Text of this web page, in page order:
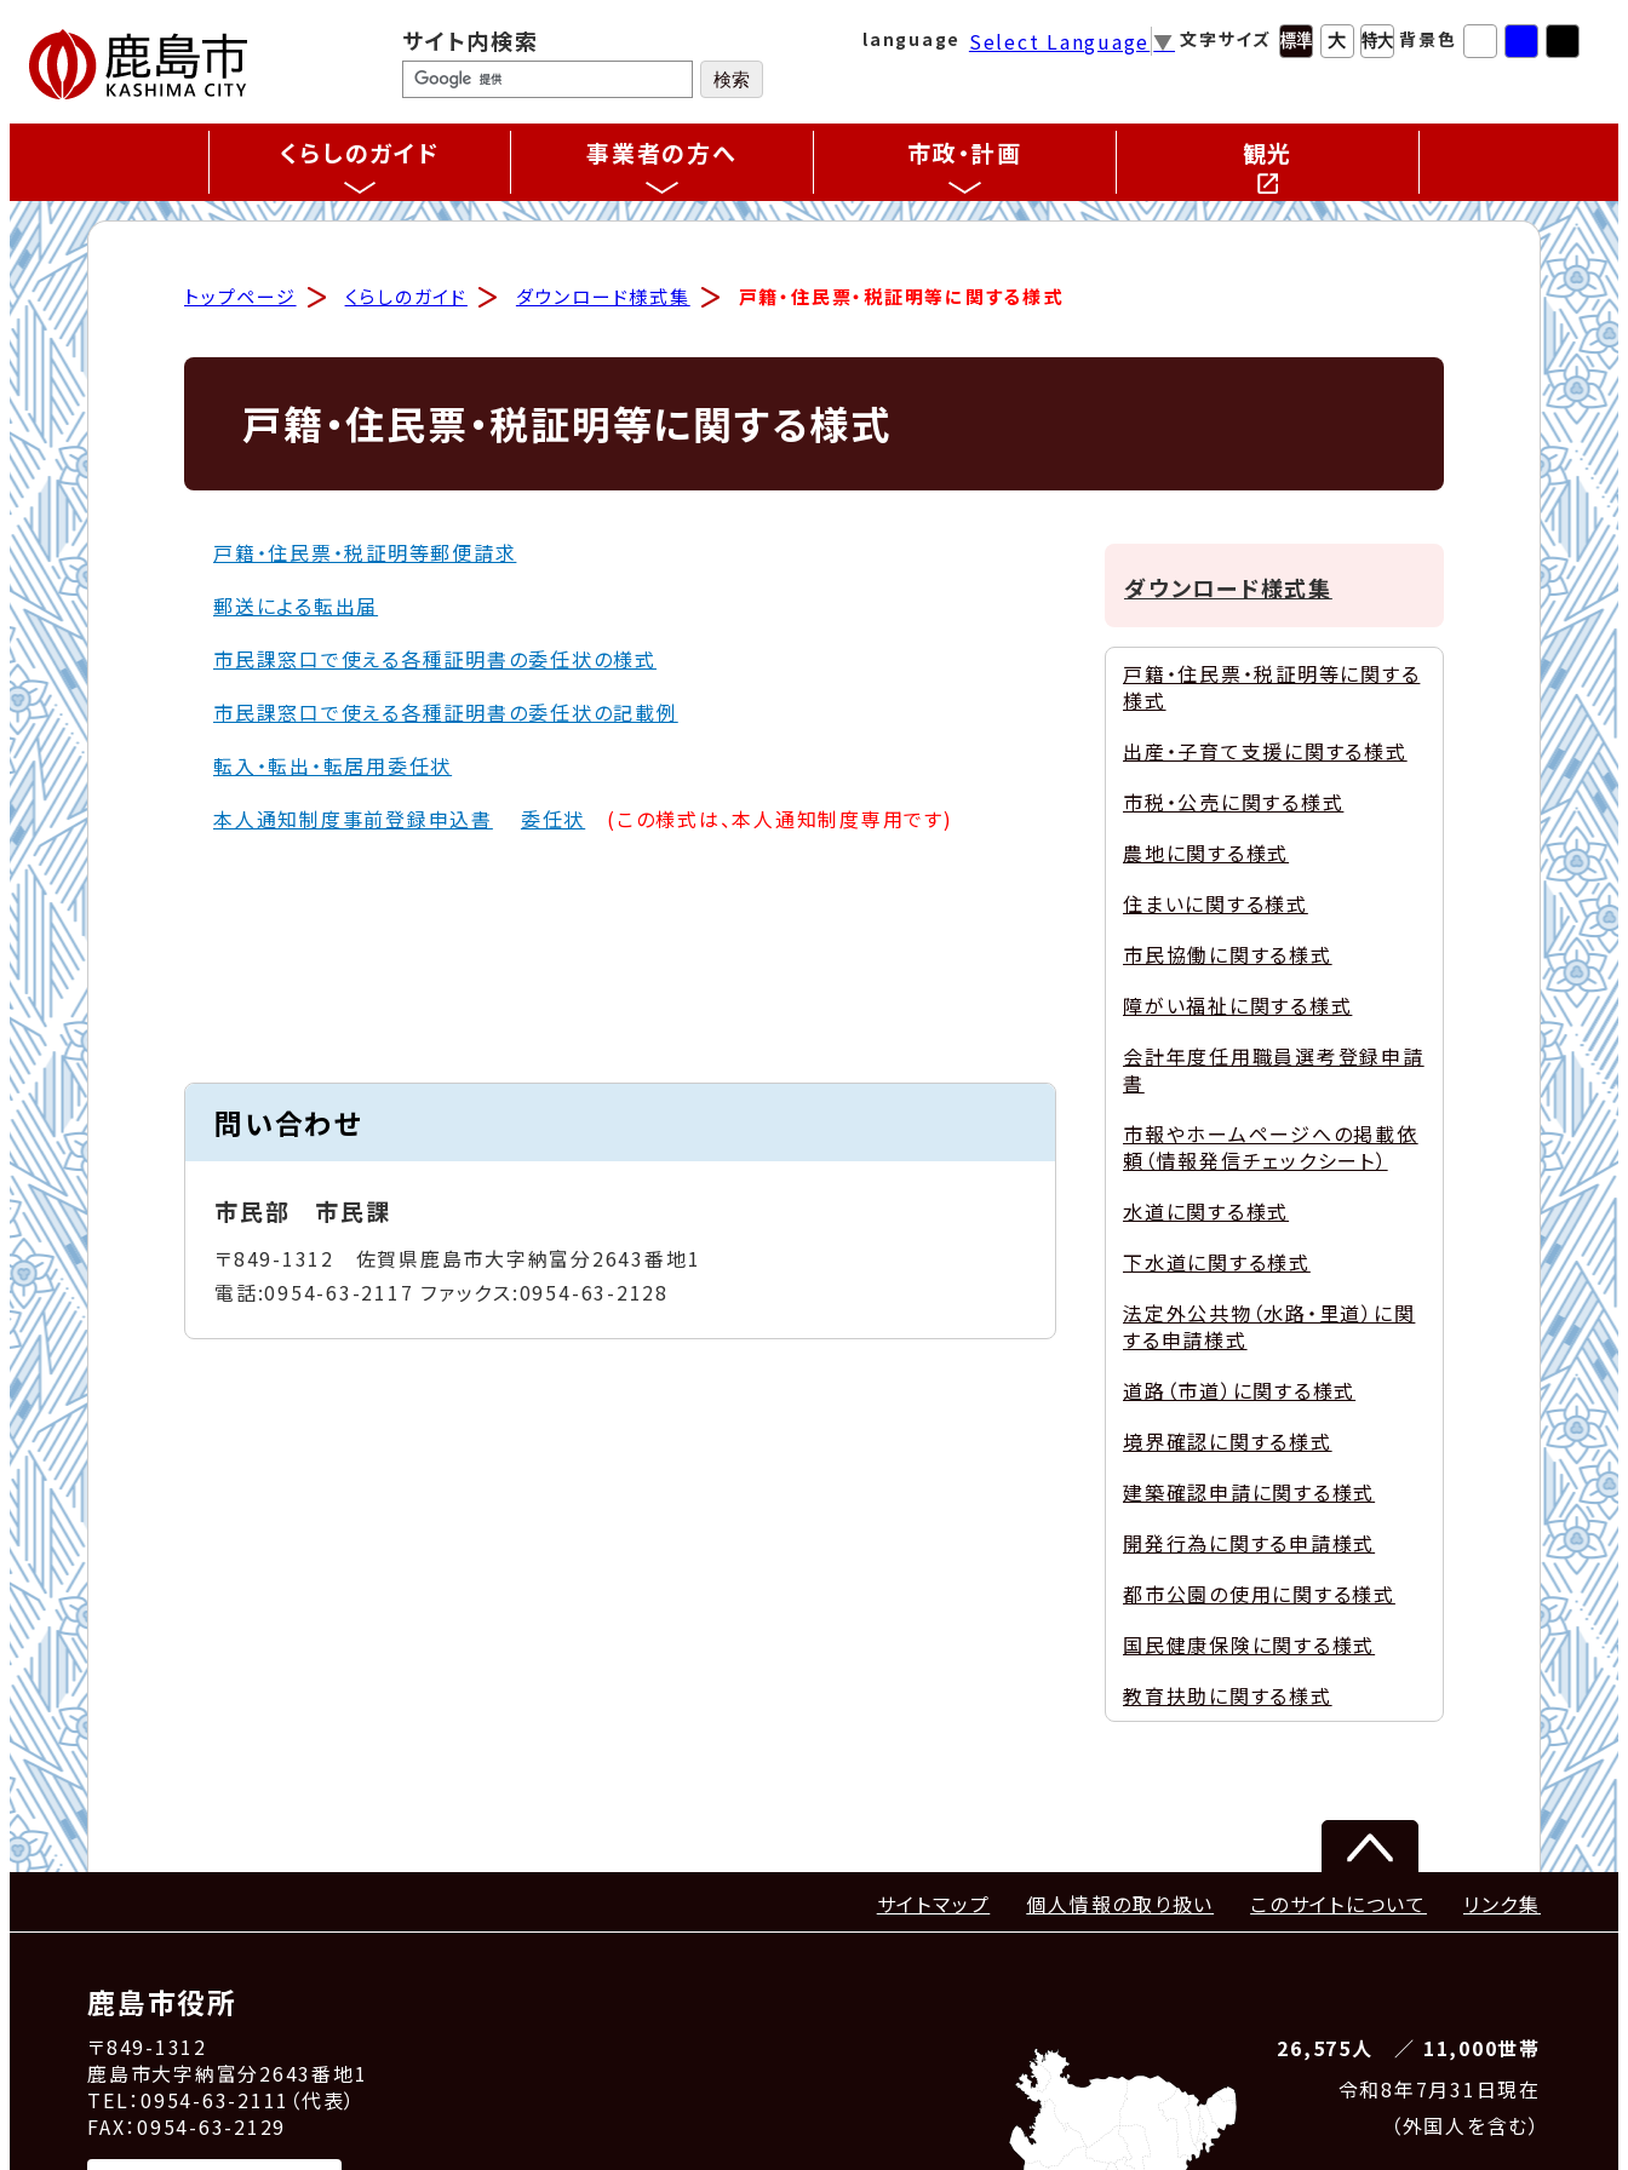
サイト内検索 language Select Language ▼ 文字サイズ 背景色
くらしのガイド 事業者の方へ 市政・計画 観光
トップページ くらしのガイド ダウンロード様式集 戸籍・住民票・税証明等に関する様式
戸籍・住民票・税証明等に関する様式
戸籍・住民票・税証明等郵便請求
郵送による転出届
市民課窓口で使える各種証明書の委任状の様式
市民課窓口で使える各種証明書の委任状の記載例
転入・転出・転居用委任状
本人通知制度事前登録申込書
委任状 (この様式は、本人通知制度専用です)
問い合わせ
市民部 市民課
〒849-1312 佐賀県鹿島市大字納富分2643番地1
電話:0954-63-2117 ファックス:0954-63-2128
ダウンロード様式集
戸籍・住民票・税証明等に関する
様式
出産・子育て支援に関する様式
市税・公売に関する様式
農地に関する様式
住まいに関する様式
市民協働に関する様式
障がい福祉に関する様式
会計年度任用職員選考登録申請
書
市報やホームページへの掲載依
頼（情報発信チェックシート）
水道に関する様式
下水道に関する様式
法定外公共物（水路・里道）に関
する申請様式
道路（市道）に関する様式
境界確認に関する様式
建築確認申請に関する様式
開発行為に関する申請様式
都市公園の使用に関する様式
国民健康保険に関する様式
教育扶助に関する様式
サイトマップ 個人情報の取り扱い このサイトについて リンク集
鹿島市役所
〒849-1312
鹿島市大字納富分2643番地1
TEL：0954-63-2111（代表）
FAX：0954-63-2129
26,575人 ／ 11,000世帯
令和8年7月31日現在
（外国人を含む）